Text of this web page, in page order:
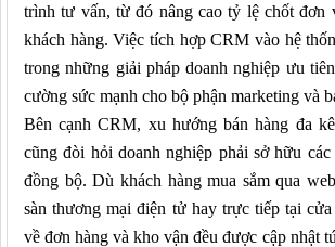
trình tư vấn, từ đó nâng cao tỷ lệ chốt đơn
khách hàng. Việc tích hợp CRM vào hệ
trong những giải pháp doanh nghiệp ưu
cường sức mạnh cho bộ phận marketing và
Bên cạnh CRM, xu hướng bán hàng đa
cũng đòi hỏi doanh nghiệp phải sở hữu
đồng bộ. Dù khách hàng mua sắm qua
sàn thương mại điện tử hay trực tiếp tại
về đơn hàng và kho vận đều được cập nhật